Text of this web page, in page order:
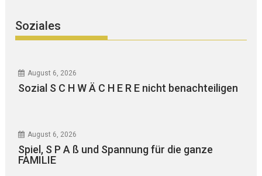
Soziales
August 6, 2026
Sozial S C H W Ä C H E R E nicht benachteiligen
August 6, 2026
Spiel, S P A ß und Spannung für die ganze
FAMILIE